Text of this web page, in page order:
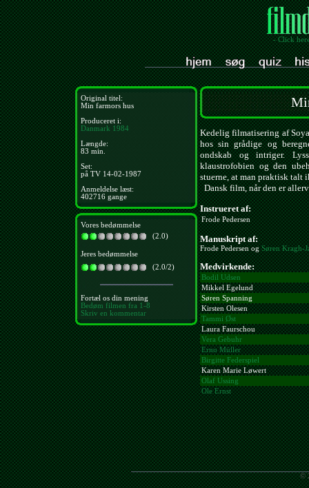
- Click
Original titel:
Min farmors hus
Produceret i:
Danmark 1984
Længde:
83 min.
Set:
på TV 14-02-1987
Anmeldelse læst:
402716 gange
Vores bedømmelse
(2.0)
Jeres bedømmelse
(2.0/2)
Fortæl os din mening
Bedøm filmen fra 1-8
Skriv en kommentar
Kedelig filmatisering af
hos sin grådige og
ondskab og intriger.
klaustrofobien og den
stuerne, at man praktisk talt
Dansk film, når den er
Instrueret af:
Frode Pedersen
Manuskript af:
Frode Pedersen ogSøren Kragh-
Medvirkende:
Bodil Udsen
Mikkel Egelund
Søren Spanning
Kirsten Olesen
Tammi Øst
Laura Faurschou
Vera Gebuhr
Erno Müller
Birgitte Federspiel
Karen Marie Løwert
Olaf Ussing
Ole Ernst
©